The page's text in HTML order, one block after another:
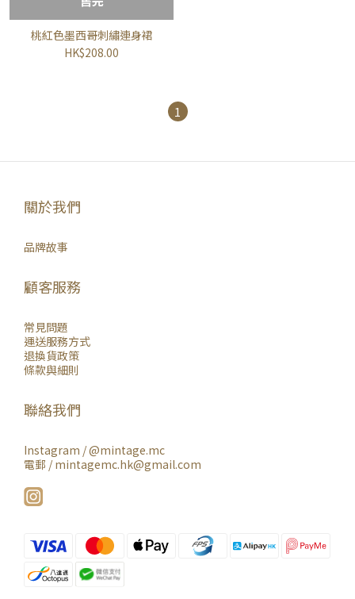
桃紅色墨西哥刺繡連身裙
HK$208.00
1
關於我們
品牌故事
顧客服務
常見問題
運送服務方式
退換貨政策
條款與細則
聯絡我們
Instagram /@mintage.mc
電郵 / mintagemc.hk@gmail.com